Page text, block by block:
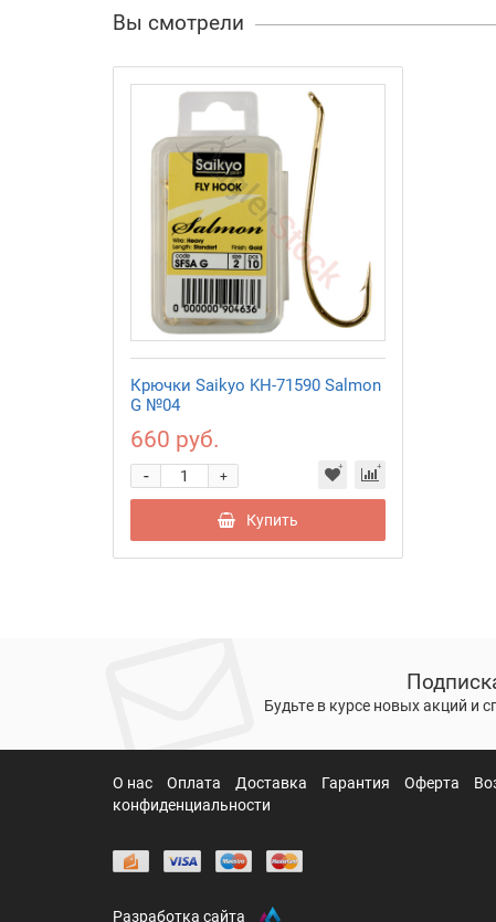
Вы смотрели
Крючки Saikyo KH-71590 Salmon
G №04
660 руб.
+
-
Купить
Будьте в курсе новых акций и
О нас Оплата Доставка Гарантия Оферта
конфиденциальности
Разработка сайта